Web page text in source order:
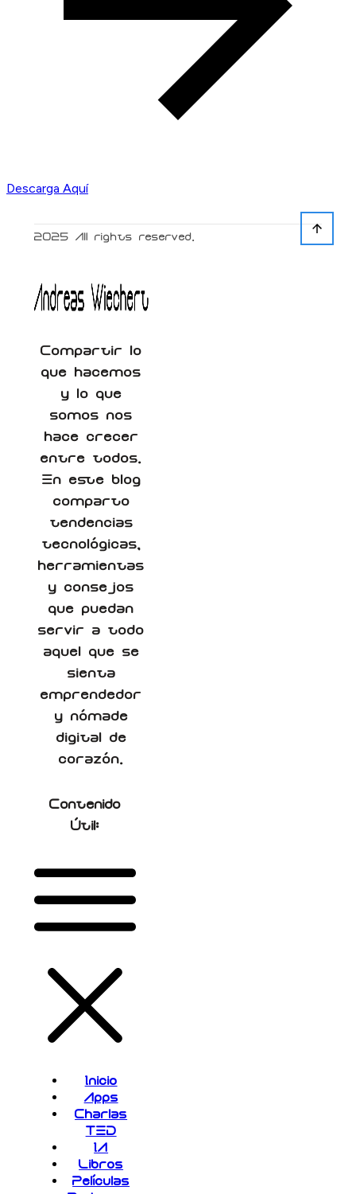
Descarga Aquí
Compartir lo
que hacemos
y lo que
somos nos
hace crecer
entre todos.
En este blog
comparto
tendencias
tecnológicas,
herramientas
y consejos
que puedan
servir a todo
aquel que se
sienta
emprendedor
y nómade
digital de
corazón.
Contenido
Útil:
Inicio
Apps
Charlas
TED
IA
Libros
Películas
2025 All rights reserved.